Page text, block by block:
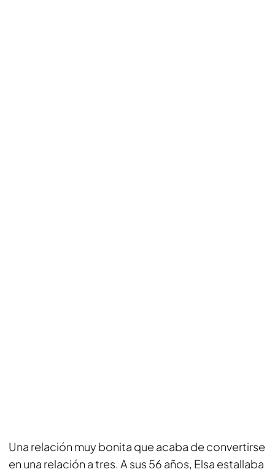
Una relación muy bonita que acaba de convertirse
en una relación a tres. A sus 56 años, Elsa estallaba